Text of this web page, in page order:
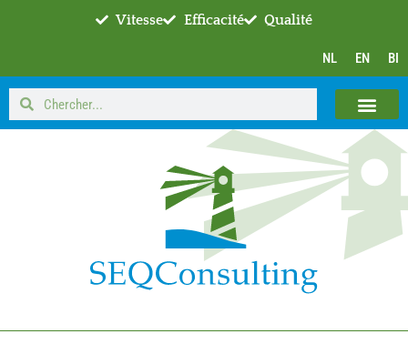
Vitesse Efficacité Qualité
NL EN BI